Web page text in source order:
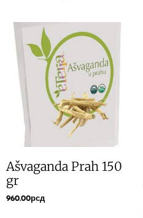
Ašvaganda Prah 150
gr
960.00рсд